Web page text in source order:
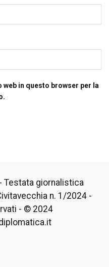
in questo browser per la
Testata giornalistica
n. 1/2024 -
- © 2024